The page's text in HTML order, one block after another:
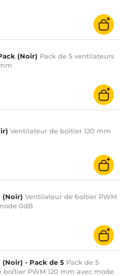
(Noir) Pack de 5 ventilateurs
Ventilateur de boîtier 120 mm
(Noir) Ventilateur de boîtier PWM
0dB
(Noir) - Pack de 5 Pack de 5
boîtier PWM 120 mm avec mode